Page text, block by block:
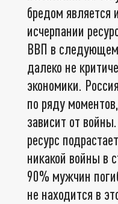
бредом является
исчерпании
ВВП в
далеко не
экономики.
по ряду
зависит от
ресурс
никакой войны в
90% мужчин
не находится в